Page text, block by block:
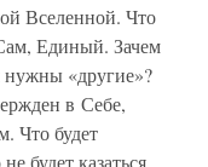
Вселенной. Что
Единый. Зачем
нужны «другие»?
в Себе,
Что будет